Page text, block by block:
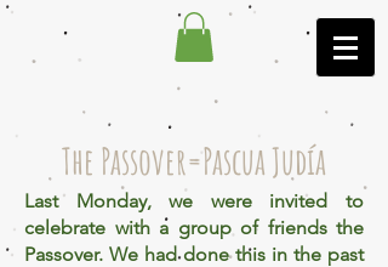
The Passover=Pascua Judía
Last Monday, we were invited to
celebrate with a group of friends the
Passover. We had done this in the past